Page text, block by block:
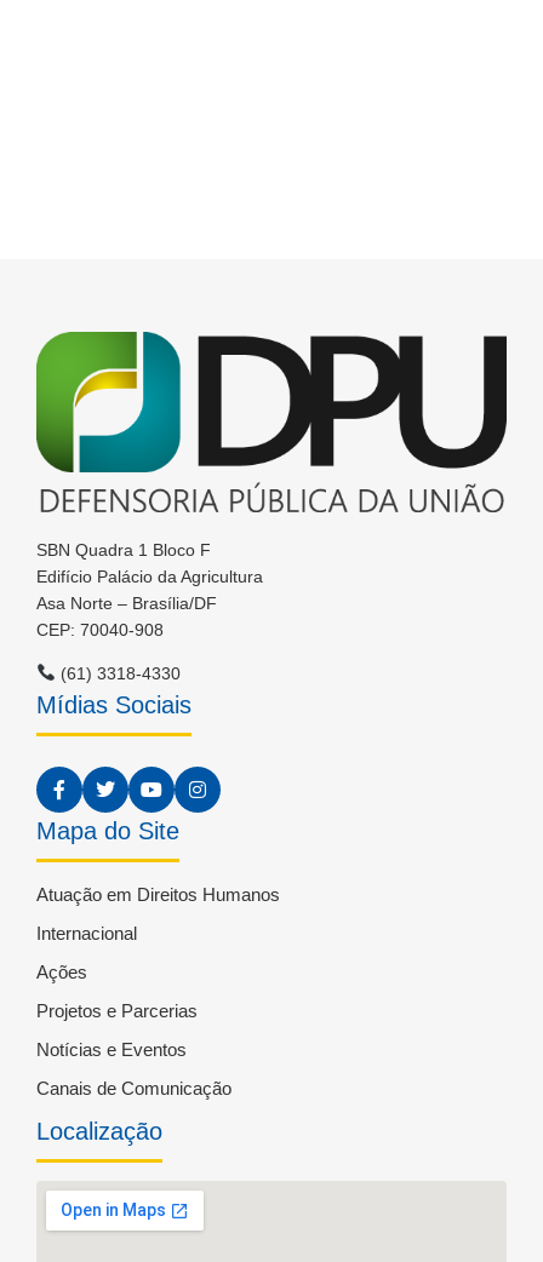
SBN Quadra 1 Bloco F
Edifício Palácio da Agricultura
Asa Norte – Brasília/DF
CEP: 70040-908
(61) 3318-4330
Mídias Sociais
Mapa do Site
Atuação em Direitos Humanos
Internacional
Ações
Projetos e Parcerias
Notícias e Eventos
Canais de Comunicação
Localização